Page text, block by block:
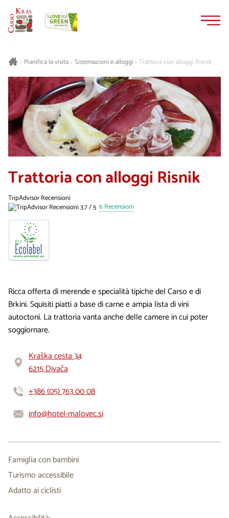
> Pianifica la visita> Sistemazioni e alloggi >Trattoria con alloggi Risnik
Trattoria con alloggi Risnik
TripAdvisor Recensioni
6 Recensioni
Ricca offerta di merende e specialità tipiche del Carso e di
Brkini. Squisiti piatti a base di carne e ampia lista di vini
autoctoni. La trattoria vanta anche delle camere in cui poter
soggiornare.
Kraška cesta 34
6215 Divača
+386 (05) 763 00 08
info@hotel-malovec.si
Famiglia con bambini
Turismo accessibile
Adatto ai ciclisti